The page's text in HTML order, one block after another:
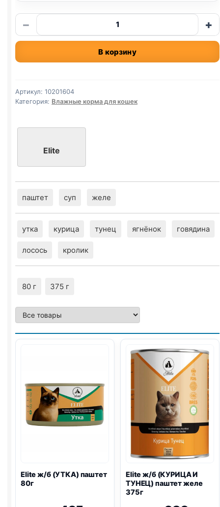
−
Количество
товара
Elite
б
желе
80г
+
В корзину
Артикул: 10201604
Категория: Влажные корма для кошек
Elite
паштет суп желе
утка курица тунец ягнёнок говядина
лосось кролик
80 г 375 г
Elite ж/б (УТКА) паштет
80г
Elite ж/б (КУРИЦА И
ТУНЕЦ) паштет желе
375г